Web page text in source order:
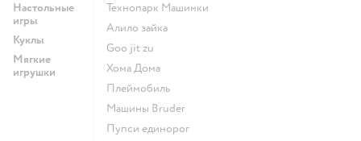
Настольные
игры
Куклы
Мягкие
игрушки
Технопарк Машинки
Алило зайка
Goo jit zu
Хома Дома
Плеймобиль
Машины Bruder
Пупси единорог